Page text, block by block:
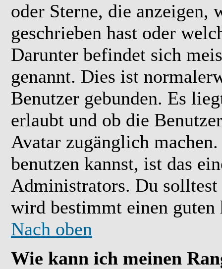
oder Sterne, die anzeigen,
geschrieben hast oder
Darunter befindet sich
genannt. Dies ist
Benutzer gebunden. Es
erlaubt und ob die
Avatar zugänglich
benutzen kannst, ist das
Administrators. Du
wird bestimmt einen guten
Nach oben
Wie kann ich meinen